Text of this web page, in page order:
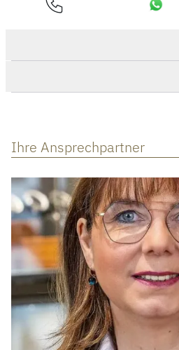
Ihre Ansprechpartner